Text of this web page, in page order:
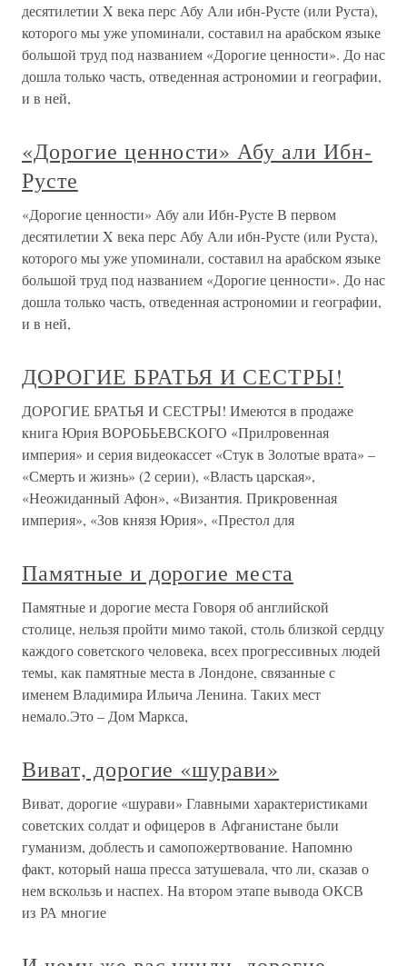
десятилетии X века перс Абу Али ибн-Русте (или Руста),
которого мы уже упоминали, составил на арабском языке
большой труд под названием «Дорогие ценности». До нас
дошла только часть, отведенная астрономии и географии,
и в ней,
«Дорогие ценности» Абу али Ибн-
Русте
«Дорогие ценности» Абу али Ибн-Русте В первом
десятилетии X века перс Абу Али ибн-Русте (или Руста),
которого мы уже упоминали, составил на арабском языке
большой труд под названием «Дорогие ценности». До нас
дошла только часть, отведенная астрономии и географии,
и в ней,
ДОРОГИЕ БРАТЬЯ И СЕСТРЫ!
ДОРОГИЕ БРАТЬЯ И СЕСТРЫ! Имеются в продаже
книга Юрия ВОРОБЬЕВСКОГО «Прилровенная
империя» и серия видеокассет «Стук в Золотые врата» –
«Смерть и жизнь» (2 серии), «Власть царская»,
«Неожиданный Афон», «Византия. Прикровенная
империя», «Зов князя Юрия», «Престол для
Памятные и дорогие места
Памятные и дорогие места Говоря об английской
столице, нельзя пройти мимо такой, столь близкой сердцу
каждого советского человека, всех прогрессивных людей
темы, как памятные места в Лондоне, связанные с
именем Владимира Ильича Ленина. Таких мест
немало.Это – Дом Маркса,
Виват, дорогие «шурави»
Виват, дорогие «шурави» Главными характеристиками
советских солдат и офицеров в Афганистане были
гуманизм, доблесть и самопожертвование. Напомню
факт, который наша пресса затушевала, что ли, сказав о
нем вскользь и наспех. На втором этапе вывода ОКСВ
из РА многие